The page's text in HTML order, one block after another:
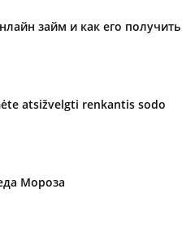
займ и как его получить
atsižvelgti renkantis sodo
Мороза